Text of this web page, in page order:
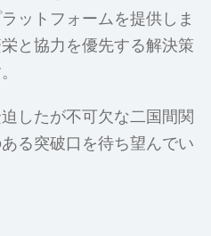
ットフォームを提供しま
と協力を優先する解決策
したが不可欠な二国間関
る突破口を待ち望んでい